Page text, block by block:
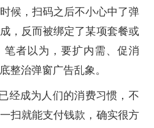
候，扫码之后不小心中了弹
，反而被绑定了某项套餐或
笔者以为，要扩内需、促消
整治弹窗广告乱象。
经成为人们的消费习惯，不
扫就能支付钱款，确实很方